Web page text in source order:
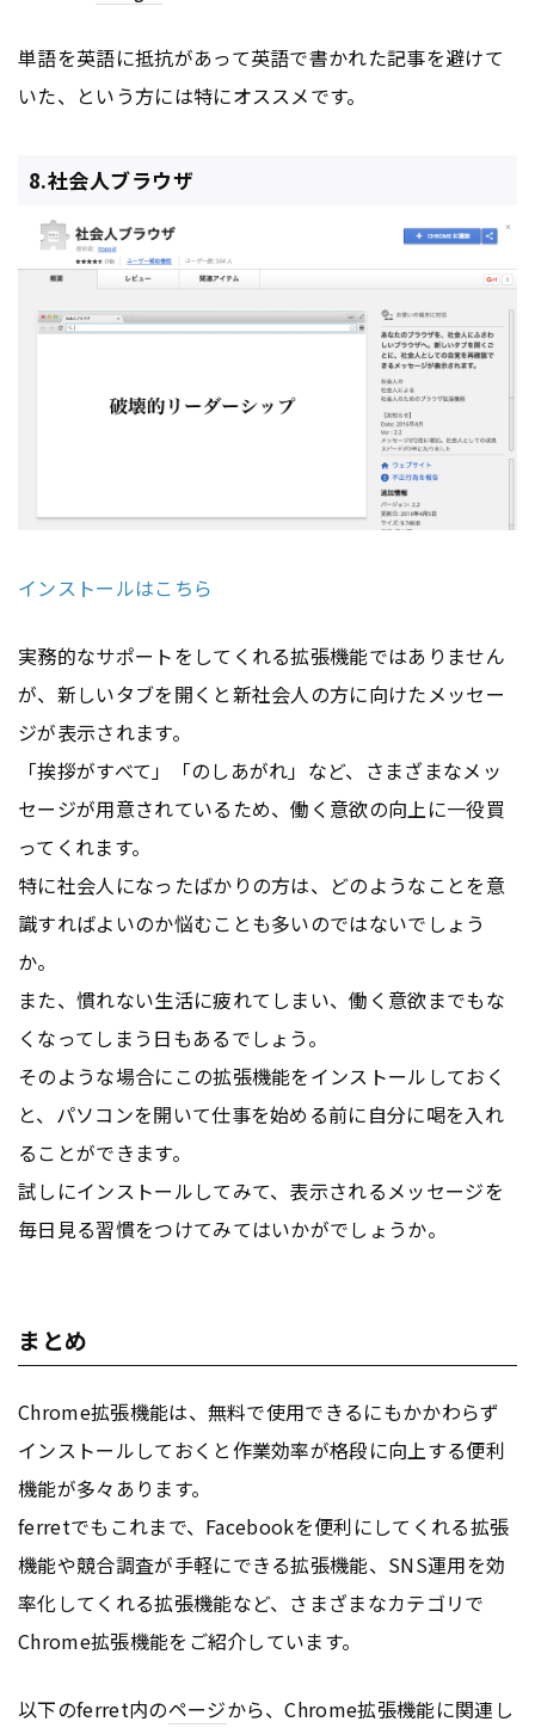
単語を英語に抵抗があって英語で書かれた記事を避けて
いた、という方には特にオススメです。
8.社会人ブラウザ
インストールはこちら
実務的なサポートをしてくれる拡張機能ではありません
が、新しいタブを開くと新社会人の方に向けたメッセー
ジが表示されます。
「挨拶がすべて」「のしあがれ」など、さまざまなメッ
セージが用意されているため、働く意欲の向上に一役買
ってくれます。
特に社会人になったばかりの方は、どのようなことを意
識すればよいのか悩むことも多いのではないでしょう
か。
また、慣れない生活に疲れてしまい、働く意欲までもな
くなってしまう日もあるでしょう。
そのような場合にこの拡張機能をインストールしておく
と、パソコンを開いて仕事を始める前に自分に喝を入れ
ることができます。
試しにインストールしてみて、表示されるメッセージを
毎日見る習慣をつけてみてはいかがでしょうか。
まとめ
Chrome拡張機能は、無料で使用できるにもかかわらず
インストールしておくと作業効率が格段に向上する便利
機能が多々あります。
ferretでもこれまで、Facebookを便利にしてくれる拡張
機能や競合調査が手軽にできる拡張機能、SNS運用を効
率化してくれる拡張機能など、さまざまなカテゴリで
Chrome拡張機能をご紹介しています。
以下のferret内のページから、Chrome拡張機能に関連し